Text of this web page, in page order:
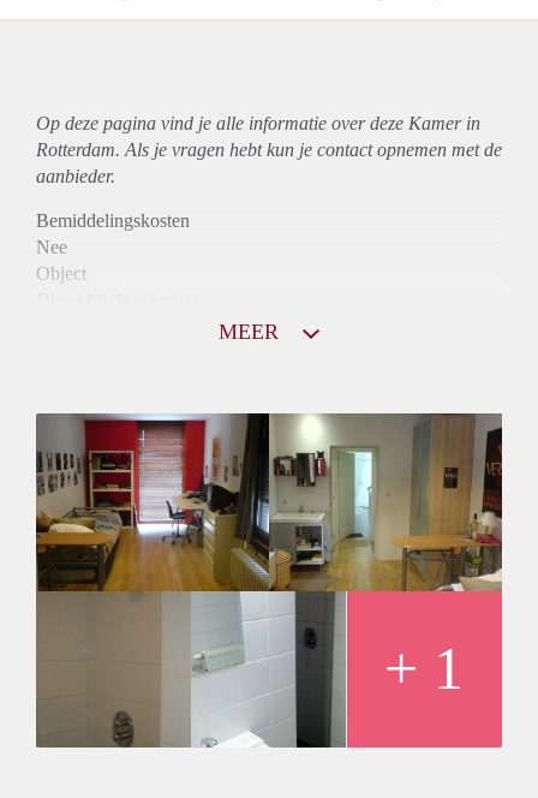
Op deze pagina vind je alle informatie over deze Kamer in
Rotterdam. Als je vragen hebt kun je contact opnemen met de
aanbieder.
Bemiddelingskosten
Nee
Object
Mogelijk
Inkomen eis
2,7 X Maandhuur Bruto
Huurtermijn
Onbepaalde termijn
Oplevering
MEER
+ 1